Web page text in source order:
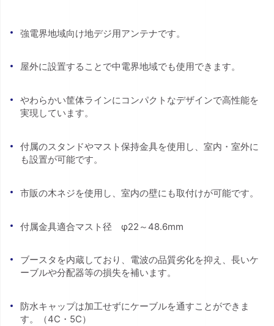
強電界地域向け地デジ用アンテナです。
屋外に設置することで中電界地域でも使用できます。
やわらかい筐体ラインにコンパクトなデザインで高性能を
実現しています。
付属のスタンドやマスト保持金具を使用し、室内・室外に
も設置が可能です。
市販の木ネジを使用し、室内の壁にも取付けが可能です。
付属金具適合マスト径 φ22～48.6mm
ブースタを内蔵しており、電波の品質劣化を抑え、長いケ
ーブルや分配器等の損失を補います。
防水キャップは加工せずにケーブルを通すことができま
す。（4C・5C）